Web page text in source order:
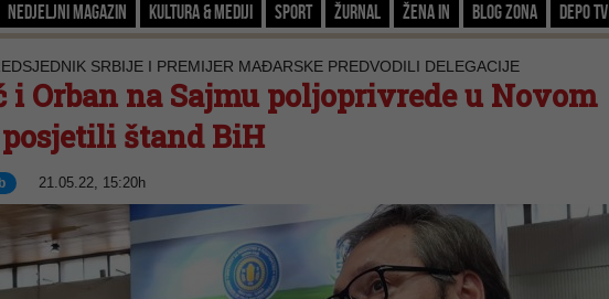
Nedjeljni magazin Kultura & Mediji Sport Žurnal Žena IN Blog zona Depo TV
SRBIJE I PREMIJER MAĐARSKE PREDVODILI DELEGACIJE
i Orban na Sajmu poljoprivrede u Novom
posjetili štand BiH
21.05.22, 15:20h